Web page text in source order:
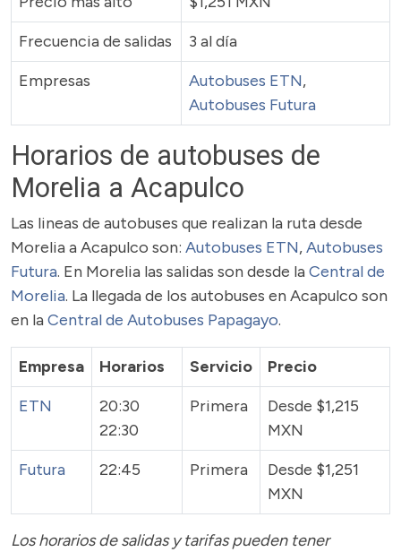
Frecuencia de salidas
3 al día
Empresas
Autobuses ETN,
Autobuses Futura
Horarios de autobuses de
Morelia a Acapulco
Las lineas de autobuses que realizan la ruta desde
Morelia a Acapulco son: Autobuses ETN,Autobuses
Futura. En Morelia las salidas son desde laCentral de
Morelia. La llegada de los autobuses en Acapulco son
en laCentral de Autobuses Papagayo.
Empresa Horarios Servicio
Precio
ETN
20:30
22:30
Primera
Desde $1,215
MXN
Futura
22:45 Primera
Desde $1,251
MXN
Los horarios de salidas y tarifas pueden tener